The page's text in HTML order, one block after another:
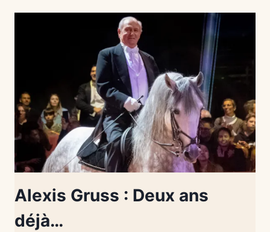
Alexis Gruss : Deux ans
déjà…